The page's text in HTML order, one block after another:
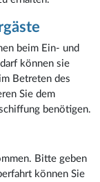
beim Ein- und
können sie
Betreten des
Sie dem
benötigen.
Bitte geben
können Sie